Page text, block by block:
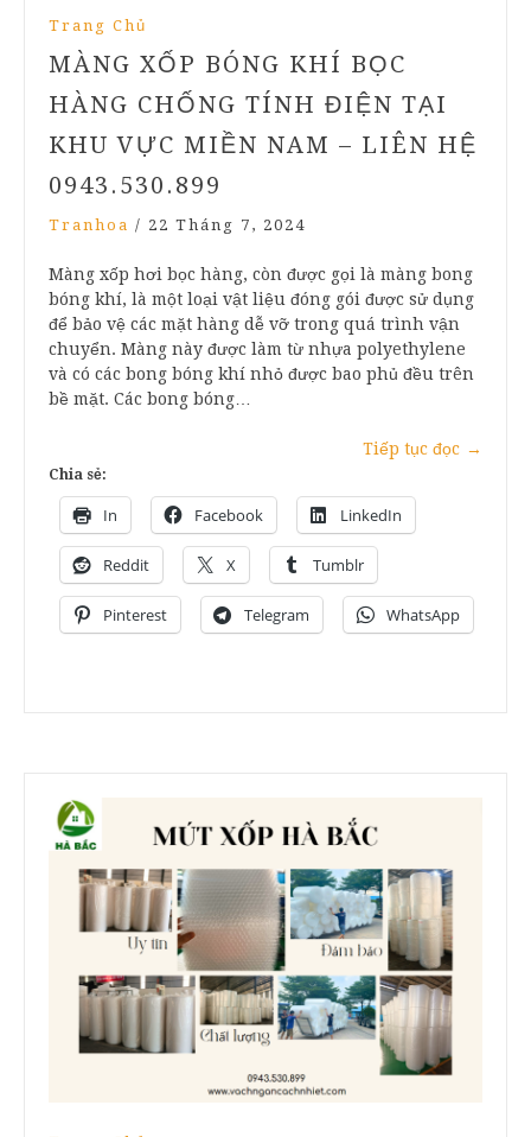
Trang Chủ
MÀNG XỐP BÓNG KHÍ BỌC
HÀNG CHỐNG TÍNH ĐIỆN TẠI
KHU VỰC MIỀN NAM – LIÊN HỆ
0943.530.899
Tranhoa / 22 Tháng 7, 2024
Màng xốp hơi bọc hàng, còn được gọi là màng bong
bóng khí, là một loại vật liệu đóng gói được sử dụng
để bảo vệ các mặt hàng dễ vỡ trong quá trình vận
chuyển. Màng này được làm từ nhựa polyethylene
và có các bong bóng khí nhỏ được bao phủ đều trên
bề mặt. Các bong bóng…
Tiếp tục đọc →
Chia sẻ:
In Facebook LinkedIn
Reddit X Tumblr
Pinterest Telegram WhatsApp